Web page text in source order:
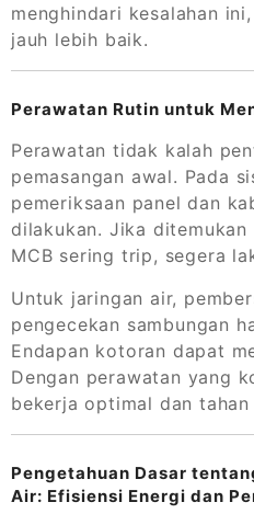
menghindari kesalahan
jauh lebih baik.
Perawatan Rutin untuk
Perawatan tidak kalah
pemasangan awal. Pada
pemeriksaan panel dan
dilakukan. Jika
MCB sering trip, segera
Untuk jaringan air,
pengecekan sambungan
Endapan kotoran dapat
Dengan perawatan yang
bekerja optimal dan tahan
Pengetahuan Dasar
Air: Efisiensi Energi dan